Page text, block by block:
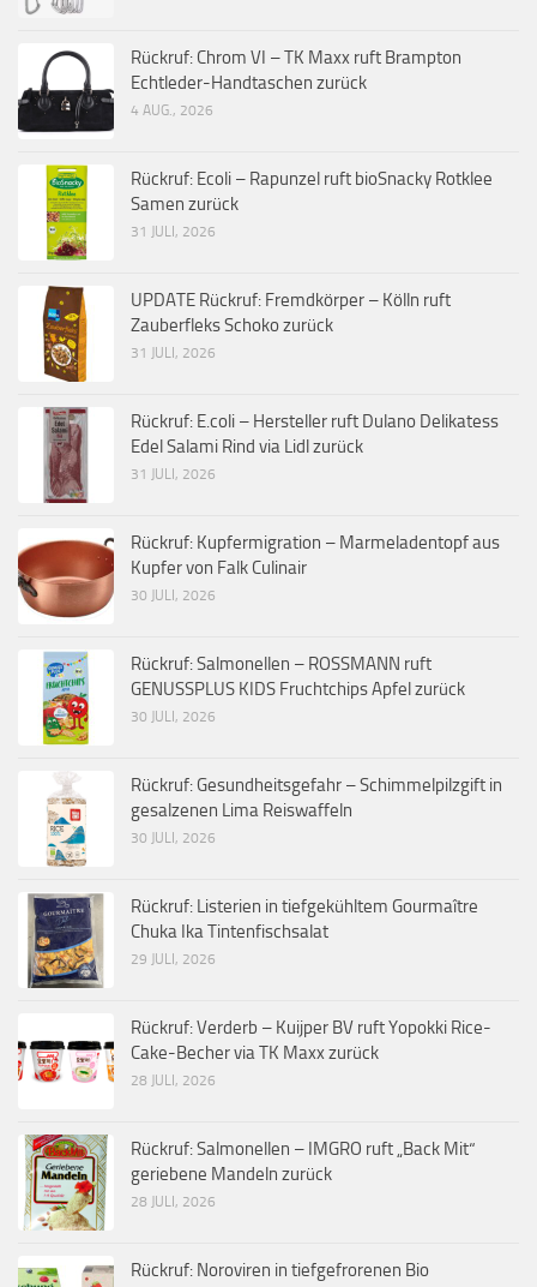
Rückruf: Chrom VI – TK Maxx ruft Brampton
Echtleder-Handtaschen zurück
4 AUG., 2026
Rückruf: Ecoli – Rapunzel ruft bioSnacky Rotklee
Samen zurück
31 JULI, 2026
UPDATE Rückruf: Fremdkörper – Kölln ruft
Zauberfleks Schoko zurück
31 JULI, 2026
Rückruf: E.coli – Hersteller ruft Dulano Delikatess
Edel Salami Rind via Lidl zurück
31 JULI, 2026
Rückruf: Kupfermigration – Marmeladentopf aus
Kupfer von Falk Culinair
30 JULI, 2026
Rückruf: Salmonellen – ROSSMANN ruft
GENUSSPLUS KIDS Fruchtchips Apfel zurück
30 JULI, 2026
Rückruf: Gesundheitsgefahr – Schimmelpilzgift in
gesalzenen Lima Reiswaffeln
30 JULI, 2026
Rückruf: Listerien in tiefgekühltem Gourmaître
Chuka Ika Tintenfischsalat
29 JULI, 2026
Rückruf: Verderb – Kuijper BV ruft Yopokki Rice-
Cake-Becher via TK Maxx zurück
28 JULI, 2026
Rückruf: Salmonellen – IMGRO ruft „Back Mit“
geriebene Mandeln zurück
28 JULI, 2026
Rückruf: Noroviren in tiefgefrorenen Bio